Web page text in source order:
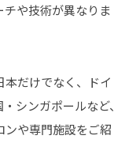
や技術が異なりま
本だけでなく、ドイ
シンガポールなど、
や専門施設をご紹